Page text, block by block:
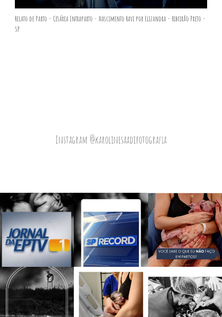
Relato de Parto - Cesárea Intraparto - Nascimento Ravi por Elizandra - Ribeirão Preto -
SP
Instagram @karolinesaadifotografia